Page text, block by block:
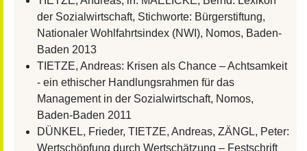
der Sozialwirtschaft, Stichworte: Bürgerstiftung,
Nationaler Wohlfahrtsindex (NWI), Nomos, Baden-
Baden 2013
TIETZE, Andreas: Krisen als Chance – Achtsamkeit
- ein ethischer Handlungsrahmen für das
Management in der Sozialwirtschaft, Nomos,
Baden-Baden 2011
DÜNKEL, Frieder, TIETZE, Andreas, ZÄNGL, Peter:
Wertschöpfung durch Wertschätzung – Festschrift